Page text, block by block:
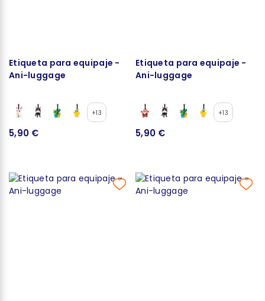
Etiqueta para equipaje -
Ani-luggage
+13
5,90 €
Etiqueta para equipaje -
Ani-luggage
+13
5,90 €